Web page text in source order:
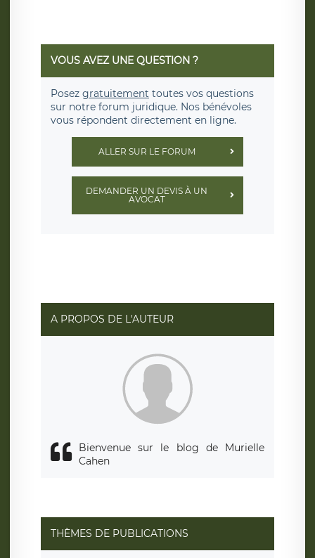
VOUS AVEZ UNE QUESTION ?
Posez gratuitement toutes vos questions
sur notre forum juridique. Nos bénévoles
vous répondent directement en ligne.
ALLER SUR LE FORUM
DEMANDER UN DEVIS À UN
AVOCAT
A PROPOS DE L'AUTEUR
Bienvenue sur le blog de Murielle
Cahen
THÈMES DE PUBLICATIONS